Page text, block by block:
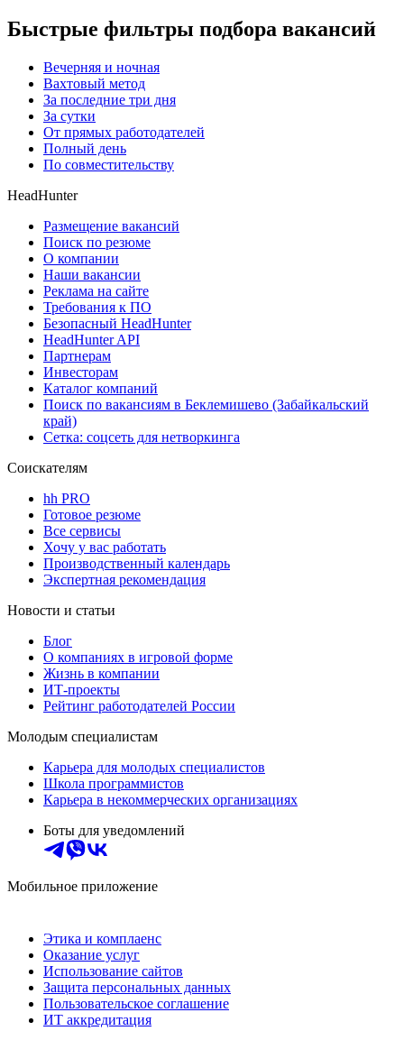
Быстрые фильтры подбора вакансий
Вечерняя и ночная
Вахтовый метод
За последние три дня
За сутки
От прямых работодателей
Полный день
По совместительству
HeadHunter
Размещение вакансий
Поиск по резюме
О компании
Наши вакансии
Реклама на сайте
Требования к ПО
Безопасный HeadHunter
HeadHunter API
Партнерам
Инвесторам
Каталог компаний
Поиск по вакансиям в Беклемишево (Забайкальский
край)
Сетка: соцсеть для нетворкинга
Соискателям
hh PRO
Готовое резюме
Все сервисы
Хочу у вас работать
Производственный календарь
Экспертная рекомендация
Новости и статьи
Блог
О компаниях в игровой форме
Жизнь в компании
ИТ-проекты
Рейтинг работодателей России
Молодым специалистам
Карьера для молодых специалистов
Школа программистов
Карьера в некоммерческих организациях
Боты для уведомлений
Мобильное приложение
Этика и комплаенс
Оказание услуг
Использование сайтов
Защита персональных данных
Пользовательское соглашение
ИТ аккредитация